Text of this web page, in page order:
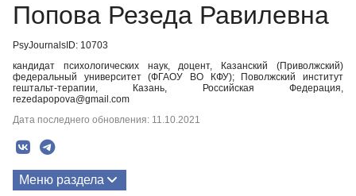
Попова Резеда Равилевна
PsyJournalsID: 10703
кандидат психологических наук, доцент, Казанский (Приволжский)
федеральный университет (ФГАОУ ВО КФУ); Поволжский институт
гештальт-терапии, Казань, Российская Федерация,
rezedapopova@gmail.com
Дата последнего обновления: 11.10.2021
Меню раздела